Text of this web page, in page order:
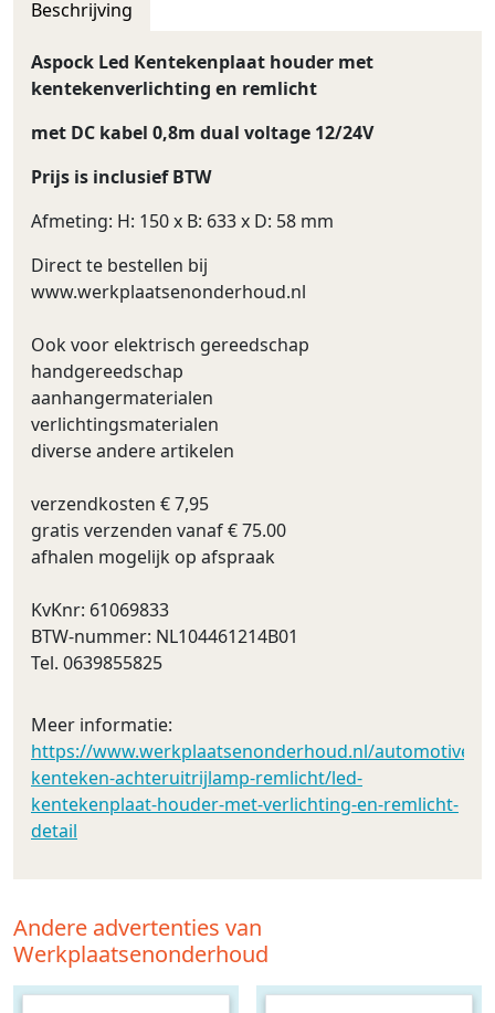
Beschrijving
Aspock Led Kentekenplaat houder met
kentekenverlichting en remlicht
met DC kabel 0,8m dual voltage 12/24V
Prijs is inclusief BTW
Afmeting: H: 150 x B: 633 x D: 58 mm
Direct te bestellen bij
www.werkplaatsenonderhoud.nl
Ook voor elektrisch gereedschap
handgereedschap
aanhangermaterialen
verlichtingsmaterialen
diverse andere artikelen
verzendkosten € 7,95
gratis verzenden vanaf € 75.00
afhalen mogelijk op afspraak
KvKnr: 61069833
BTW-nummer: NL104461214B01
Tel. 0639855825
Meer informatie:
https://www.werkplaatsenonderhoud.nl/automotive/
kenteken-achteruitrijlamp-remlicht/led-
kentekenplaat-houder-met-verlichting-en-remlicht-
detail
Andere advertenties van
Werkplaatsenonderhoud